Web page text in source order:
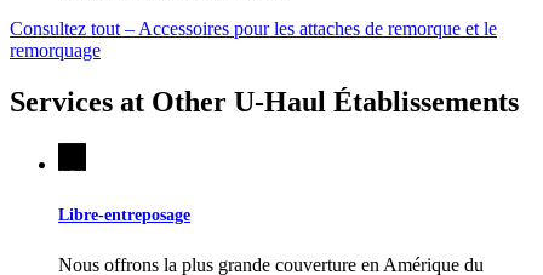
Consultez tout – Accessoires pour les attaches de remorque et le
remorquage
Services at Other U-Haul Établissements
Libre-entreposage
Nous offrons la plus grande couverture en Amérique du